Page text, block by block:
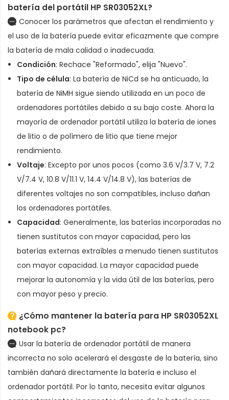
batería del portátil HP SR03052XL?
Conocer los parámetros que afectan el rendimiento y
el uso de la batería puede evitar eficazmente que compre
la batería de mala calidad o inadecuada.
Condición: Rechace "Reformado", elija "Nuevo".
Tipo de célula: La batería de NiCd se ha anticuado, la
batería de NiMH sigue siendo utilizada en un poco de
ordenadores portátiles debido a su bajo coste. Ahora la
mayoría de ordenador portátil utiliza la batería de iones
de litio o de polímero de litio que tiene mejor
rendimiento.
Voltaje: Excepto por unos pocos (como 3.6 V/3.7 V, 7.2
V/7.4 V, 10.8 V/11.1 V, 14.4 V/14.8 V), las baterías de
diferentes voltajes no son compatibles, incluso dañan
los ordenadores portátiles.
Capacidad: Generalmente, las baterías incorporadas no
tienen sustitutos con mayor capacidad, pero las
baterías externas extraíbles a menudo tienen sustitutos
con mayor capacidad. La mayor capacidad puede
mejorar la autonomía y la vida útil de las baterías, pero
con mayor peso y precio.
¿Cómo mantener la batería para HP SR03052XL
notebook pc?
Usar la batería de ordenador portátil de manera
incorrecta no solo acelerará el desgaste de la batería, sino
también dañará directamente la batería e incluso el
ordenador portátil. Por lo tanto, necesita evitar algunos